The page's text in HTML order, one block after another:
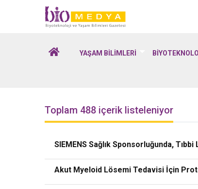
Biomedya -
YAŞAM BİLİMLERİ
Toplam 488 içerik listeleniyor
SIEMENS Sağlık Sponsorluğunda,
Akut Myeloid Lösemi Tedavisi İçin